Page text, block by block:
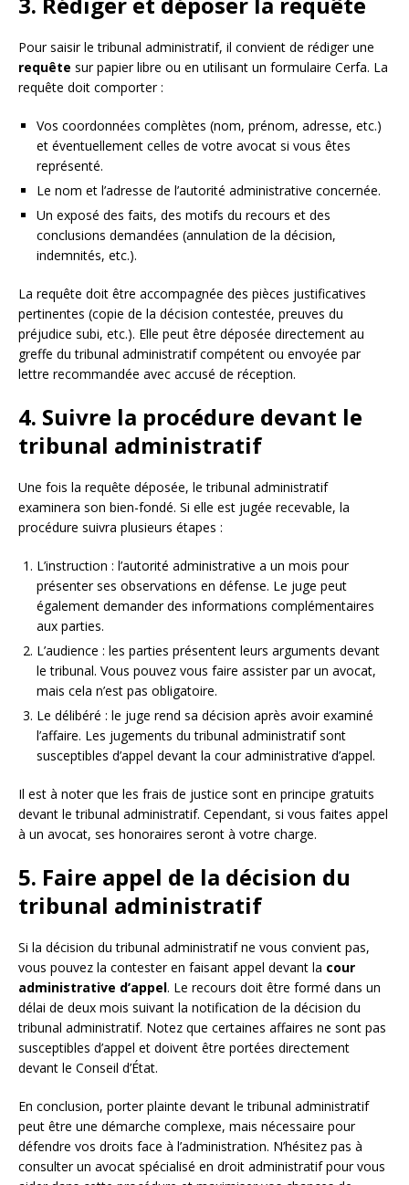
Pour saisir le tribunal administratif, il convient de rédiger une
requête sur papier libre ou en utilisant un formulaire Cerfa. La
requête doit comporter :
Vos coordonnées complètes (nom, prénom, adresse, etc.)
et éventuellement celles de votre avocat si vous êtes
représenté.
Le nom et l’adresse de l’autorité administrative concernée.
Un exposé des faits, des motifs du recours et des
conclusions demandées (annulation de la décision,
indemnités, etc.).
La requête doit être accompagnée des pièces justificatives
pertinentes (copie de la décision contestée, preuves du
préjudice subi, etc.). Elle peut être déposée directement au
greffe du tribunal administratif compétent ou envoyée par
lettre recommandée avec accusé de réception.
4. Suivre la procédure devant le
tribunal administratif
Une fois la requête déposée, le tribunal administratif
examinera son bien-fondé. Si elle est jugée recevable, la
procédure suivra plusieurs étapes :
L’instruction : l’autorité administrative a un mois pour
présenter ses observations en défense. Le juge peut
également demander des informations complémentaires
aux parties.
L’audience : les parties présentent leurs arguments devant
le tribunal. Vous pouvez vous faire assister par un avocat,
mais cela n’est pas obligatoire.
Le délibéré : le juge rend sa décision après avoir examiné
l’affaire. Les jugements du tribunal administratif sont
susceptibles d’appel devant la cour administrative d’appel.
Il est à noter que les frais de justice sont en principe gratuits
devant le tribunal administratif. Cependant, si vous faites appel
à un avocat, ses honoraires seront à votre charge.
5. Faire appel de la décision du
tribunal administratif
Si la décision du tribunal administratif ne vous convient pas,
vous pouvez la contester en faisant appel devant la cour
administrative d’appel. Le recours doit être formé dans un
délai de deux mois suivant la notification de la décision du
tribunal administratif. Notez que certaines affaires ne sont pas
susceptibles d’appel et doivent être portées directement
devant le Conseil d’État.
En conclusion, porter plainte devant le tribunal administratif
peut être une démarche complexe, mais nécessaire pour
défendre vos droits face à l’administration. N’hésitez pas à
consulter un avocat spécialisé en droit administratif pour vous